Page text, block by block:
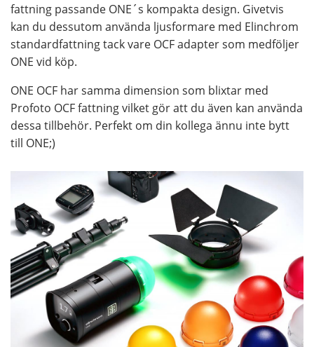
fattning passande ONE´s kompakta design. Givetvis
kan du dessutom använda ljusformare med Elinchrom
standardfattning tack vare OCF adapter som medföljer
ONE vid köp.
ONE OCF har samma dimension som blixtar med
Profoto OCF fattning vilket gör att du även kan använda
dessa tillbehör. Perfekt om din kollega ännu inte bytt
till ONE;)